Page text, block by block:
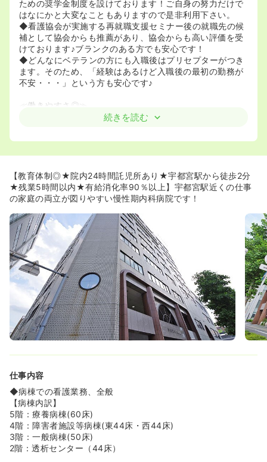
ための奨学金制度を設けております！ご自身の努力だけで
はなにかと大変なこともありますので是非利用下さい。
◆看護協会が実施する再就職支援セミナー後の就職先の候
補として協会からも推薦があり、協会からも高い評価を受
けております♪ブランクのある方でも安心です！
◆どんなにベテランの方にも入職後はプリセプターがつき
ます。そのため、「経験はあるけど入職後の最初の勤務が
不安・・・」という方も安心です♪
≪働きやすさ◎≫
◆月8休の他に夏季休暇3日と冬季休暇4日が支給されま
す。仕事とプライベートの両立を希望される方におすすめ
は2次救急～3次救急まで急性期病院が複数あるため、救急
搬送がほとんどございません。勤務後の時間もしっかり確
保できます♪
は、ナースコールなど気にせずゆっくり休むことができま
す。また、夜勤帯の体制は看護師2名＋看護助手が数名い
らっしゃるので何か合ったときも周りと協力して対応がで
きるため安心です。
≪患者様と寄り添った看護が可能です☆≫
◆障害者支援等病棟の平均在院日数は約240日、療養病棟
の平均在院日数は約160日のため入退院の頻度も低く、長
い期間をかけて患者様と向かい合うことができます。ま
た、ご家族の方との関わりも大切になるため、患者様以外
のトータル的なサポートを希望される方にオススメです♪
≪内科系の経験をしっかり積むことができます☆≫
のため、一般から療養まで幅広い内科経験を積むことがで
きます。
◆障害者支援等病棟には神経難病（パーキンソン病等）の
方が中心で人工呼吸器を付けている患者様が多いため専門
的な分野を学べます！
≪総合病院からの転職者多め☆≫
◆総合病院や地域の急性期病院から数年経験をされて入職
続きを読む
【教育体制◎★院内24時間託児所あり★宇都宮駅から徒歩2分
★残業5時間以内★有給消化率90％以上】宇都宮駅近くの仕事
の家庭の両立が図りやすい慢性期内科病院です！
仕事内容
◆病棟での看護業務、全般
【病棟内訳】
5階：療養病棟(60床)
4階：障害者施設等病棟(東44床・西44床)
3階：一般病棟(50床)
2階：透析センター（44床）